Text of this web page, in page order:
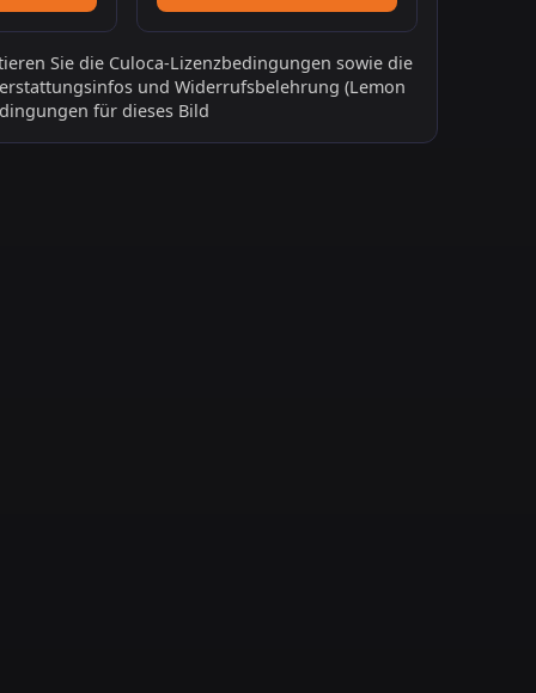
Sie die Culoca-Lizenzbedingungen sowie die
und Widerrufsbelehrung (Lemon
für dieses Bild